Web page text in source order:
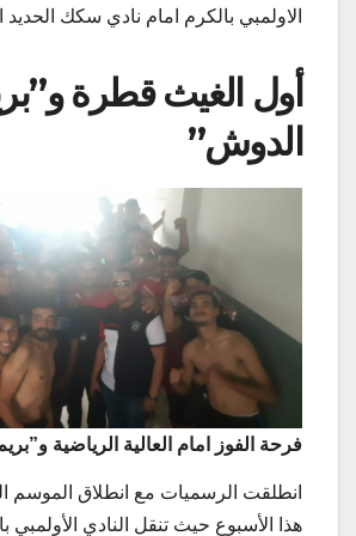
الاولمبي بالكرم امام نادي سكك الحديد
أول الغيث قطرة
الدوش”
فرحة الفوز امام العالية الرياضية
انطلقت الرسميات مع انطلاق الموسم
هذا الأسبوع حيث تنقل النادي الأولمبي